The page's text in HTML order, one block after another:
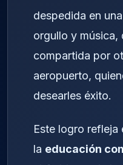
despedida en
orgullo y música,
compartida por
aeropuerto,
desearles éxito.
Este logro
la educación